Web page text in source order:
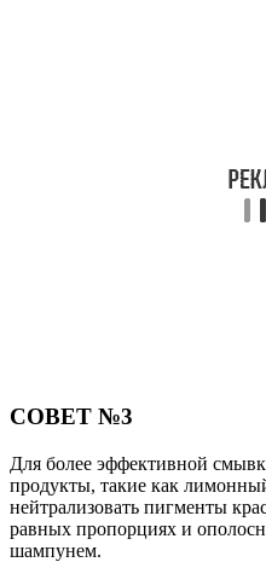
СОВЕТ №3
Для более эффективной
продукты, такие как
нейтрализовать пигменты
равных пропорциях и
шампунем.